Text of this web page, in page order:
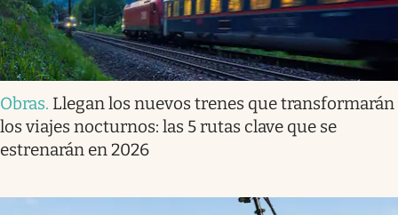
Obras. Llegan los nuevos trenes que transformarán
los viajes nocturnos: las 5 rutas clave que se
estrenarán en 2026